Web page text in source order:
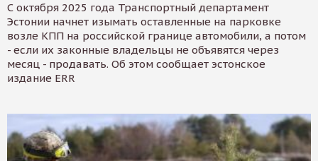
С октября 2025 года Транспортный департамент
Эстонии начнет изымать оставленные на парковке
возле КПП на российской границе автомобили, а потом
- если их законные владельцы не объявятся через
месяц - продавать. Об этом сообщает эстонское
издание ERR